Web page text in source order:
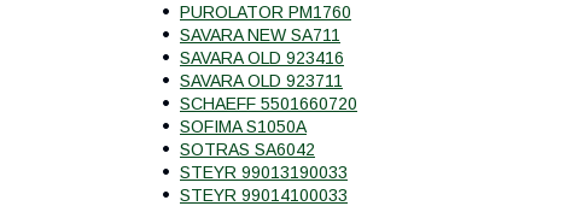
PUROLATOR PM1760
SAVARA NEW SA711
SAVARA OLD 923416
SAVARA OLD 923711
SCHAEFF 5501660720
SOFIMA S1050A
SOTRAS SA6042
STEYR 99013190033
STEYR 99014100033